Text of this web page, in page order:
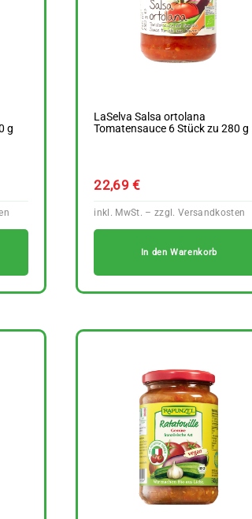
g
LaSelva Salsa ortolana
Tomatensauce 6 Stück zu 280 g
22,69€
In den Warenkorb